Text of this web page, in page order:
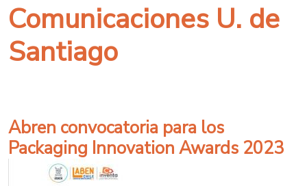
Comunicaciones U. de
Santiago
Abren convocatoria para los
Packaging Innovation Awards 2023